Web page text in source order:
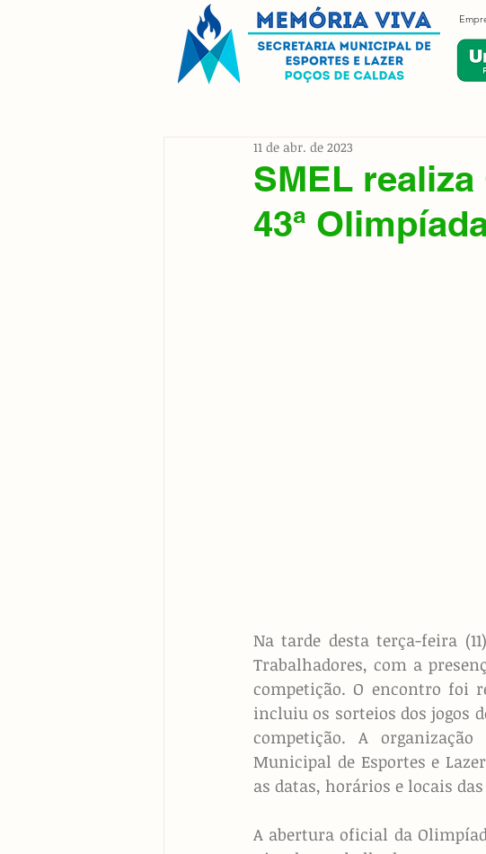
SMEL
43ª
11 de abr. de 2023
Na tarde desta terça-feira
Trabalhadores, com a
competição. O encontro foi
incluiu os sorteios dos jogos
competição. A
Municipal de Esportes e
as datas, horários e locais
A abertura oficial da